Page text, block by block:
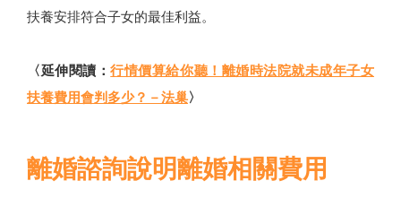
扶養安排符合子女的最佳利益。
〈延伸閱讀：行情價算給你聽！離婚時法院就未成年子女
扶養費用會判多少？－法巢〉
離婚諮詢說明離婚相關費用